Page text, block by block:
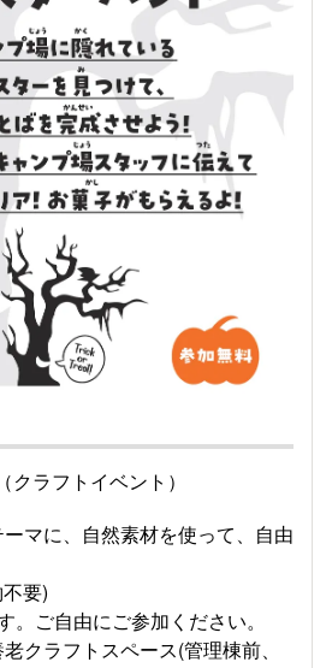
ラフトイベント）
ーマに、自然素材を使って、自由
要)
。ご自由にご参加ください。
クラフトスペース(管理棟前、